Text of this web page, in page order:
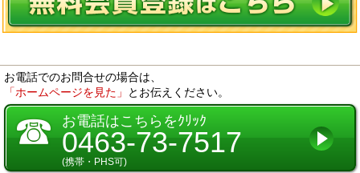
お電話でのお問合せの場合は、
「ホームページを見た」
とお伝えください。
☎ お電話はこちらをｸﾘｯｸ
0463-73-7517
(携帯・PHS可)